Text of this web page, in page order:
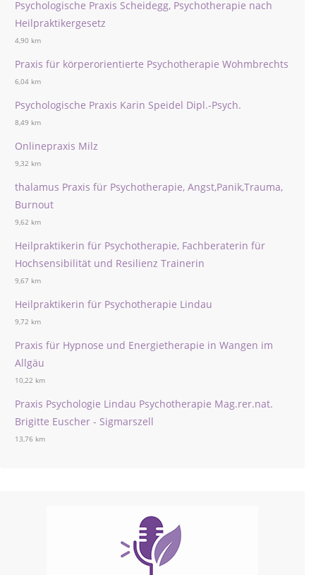
Psychologische Praxis Scheidegg, Psychotherapie nach
Heilpraktikergesetz
4,90 km
Praxis für körperorientierte Psychotherapie Wohmbrechts
6,04 km
Psychologische Praxis Karin Speidel Dipl.-Psych.
8,49 km
Onlinepraxis Milz
9,32 km
thalamus Praxis für Psychotherapie, Angst,Panik,Trauma,
Burnout
9,62 km
Heilpraktikerin für Psychotherapie, Fachberaterin für
Hochsensibilität und Resilienz Trainerin
9,67 km
Heilpraktikerin für Psychotherapie Lindau
9,72 km
Praxis für Hypnose und Energietherapie in Wangen im
Allgäu
10,22 km
Praxis Psychologie Lindau Psychotherapie Mag.rer.nat.
Brigitte Euscher - Sigmarszell
13,76 km